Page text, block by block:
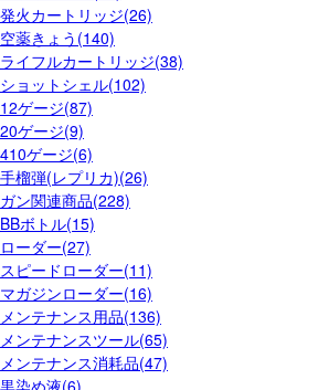
発火カートリッジ(26)
空薬きょう(140)
ライフルカートリッジ(38)
ショットシェル(102)
12ゲージ(87)
20ゲージ(9)
410ゲージ(6)
手榴弾(レプリカ)(26)
ガン関連商品(228)
BBボトル(15)
ローダー(27)
スピードローダー(11)
マガジンローダー(16)
メンテナンス用品(136)
メンテナンスツール(65)
メンテナンス消耗品(47)
黒染め液(6)